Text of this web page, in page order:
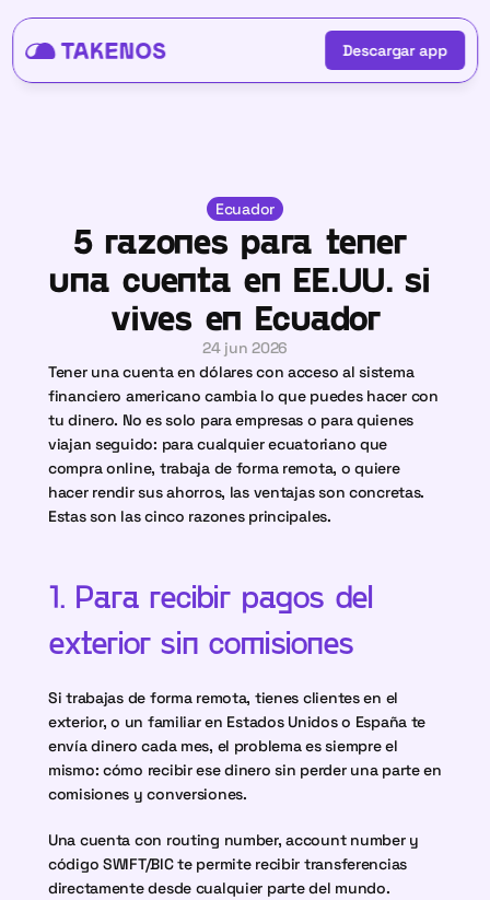
Descargar app
Descargar app
Ecuador
5 razones para tener
una cuenta en EE.UU. si
vives en Ecuador
24 jun 2026
Tener una cuenta en dólares con acceso al sistema
financiero americano cambia lo que puedes hacer con
tu dinero. No es solo para empresas o para quienes
viajan seguido: para cualquier ecuatoriano que
compra online, trabaja de forma remota, o quiere
hacer rendir sus ahorros, las ventajas son concretas.
Estas son las cinco razones principales.
1. Para recibir pagos del
exterior sin comisiones
Si trabajas de forma remota, tienes clientes en el
exterior, o un familiar en Estados Unidos o España te
envía dinero cada mes, el problema es siempre el
mismo: cómo recibir ese dinero sin perder una parte en
comisiones y conversiones.
Una cuenta con routing number, account number y
código SWIFT/BIC te permite recibir transferencias
directamente desde cualquier parte del mundo.